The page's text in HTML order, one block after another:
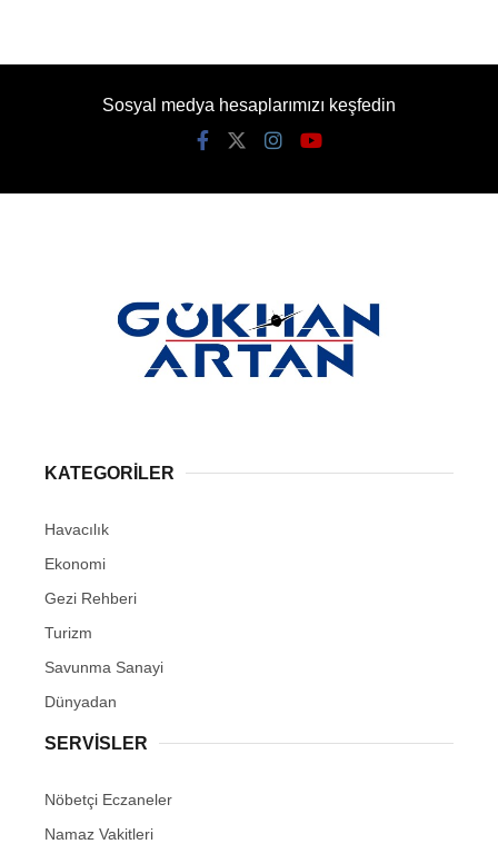
Sosyal medya hesaplarımızı keşfedin
KATEGORİLER
Havacılık
Ekonomi
Gezi Rehberi
Turizm
Savunma Sanayi
Dünyadan
SERVİSLER
Nöbetçi Eczaneler
Namaz Vakitleri